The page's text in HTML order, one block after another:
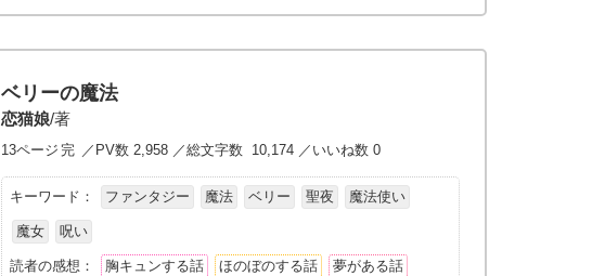
ベリーの魔法
恋猫娘/著
13ページ 完 ／PV数 2,958 ／総文字数 10,174 ／いいね数 0
キーワード： ファンタジー 魔法 ベリー 聖夜 魔法使い
魔女 呪い
読者の感想： 胸キュンする話 ほのぼのする話 夢がある話